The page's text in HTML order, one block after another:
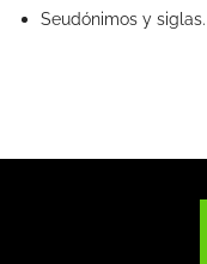
Seudónimos y